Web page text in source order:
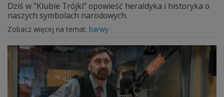
Dziś w "Klubie Trójki" opowieść heraldyka i historyka o
naszych symbolach narodowych.
Zobacz więcej na temat: barwy